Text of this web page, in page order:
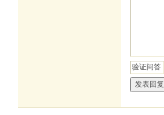
发表回复